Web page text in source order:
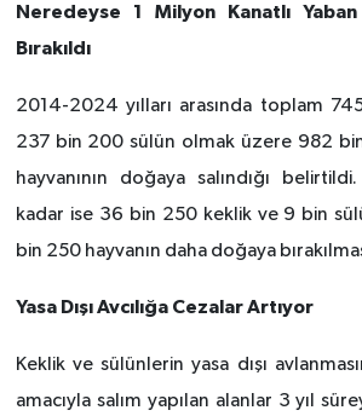
Neredeyse 1 Milyon Kanatlı
Bırakıldı
2014-2024 yılları arasında toplam
237 bin 200 sülün olmak üzere 982
hayvanının doğaya salındığı
kadar ise 36 bin 250 keklik ve 9 bin
bin 250 hayvanın daha doğaya
Yasa Dışı Avcılığa Cezalar Artıyor
Keklik ve sülünlerin yasa dışı
amacıyla salım yapılan alanlar 3 yıl